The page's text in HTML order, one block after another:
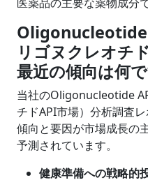
リゴヌクレオチ
最近の傾向は何
当社のOligonucleotide
チドAPI市場）分析調査
傾向と要因が市場成長の
予測されています。
健康準備への戦略的